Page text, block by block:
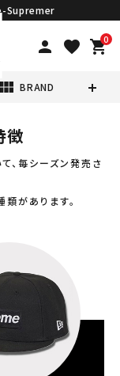
Supremer
person favorite 0
shopping_cart
view_module BRAND
徴
、毎シーズン発売さ
があります。